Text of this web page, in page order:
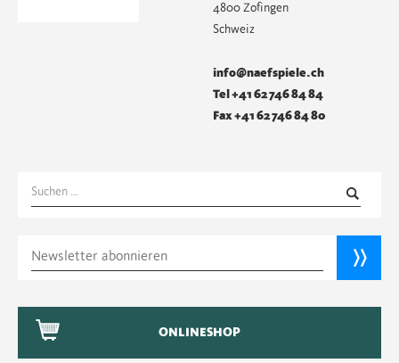
4800 Zofingen
Schweiz
info@naefspiele.ch
Tel +41 62 746 84 84
Fax +41 62 746 84 80
Suchen
nach:
ONLINESHOP